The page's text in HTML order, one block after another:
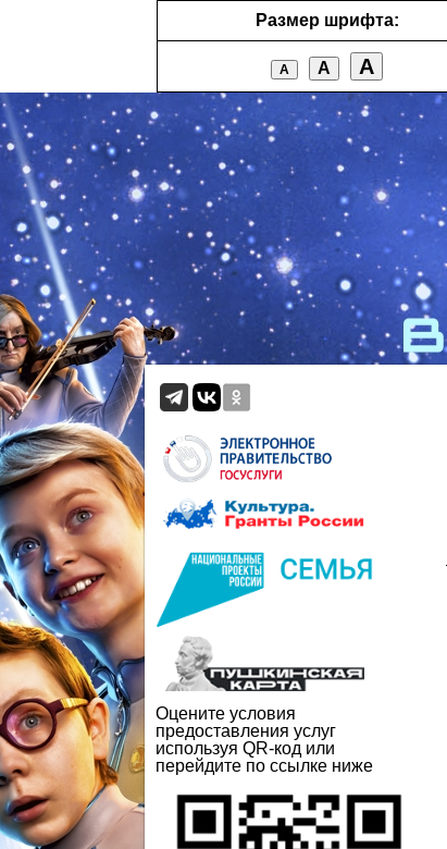
Размер шрифта:
А А А
Оцените условия
предоставления услуг
используя QR-код или
перейдите по ссылке ниже